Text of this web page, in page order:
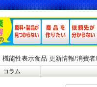
機能性表示食品 更新情報/消費
コラム